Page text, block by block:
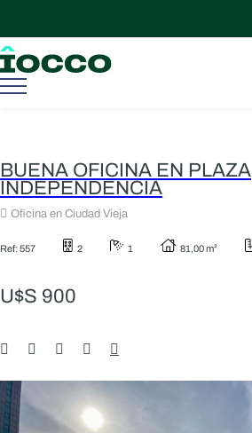
BUENA OFICINA EN PLAZA
INDEPENDENCIA
Oficina en Ciudad Vieja
Ref: 557 2 1 81,00 m²
U$S 900